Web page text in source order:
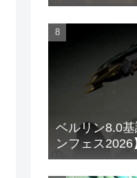
ベルリン8.0
ンフェス2026